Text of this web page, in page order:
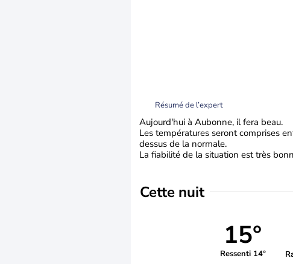
Résumé de l’expert
Aujourd'hui à Aubonne, il fera beau.
Les températures seront comprises
dessus de la normale.
La fiabilité de la situation est très
Cette nuit
15°
Ressenti 14°